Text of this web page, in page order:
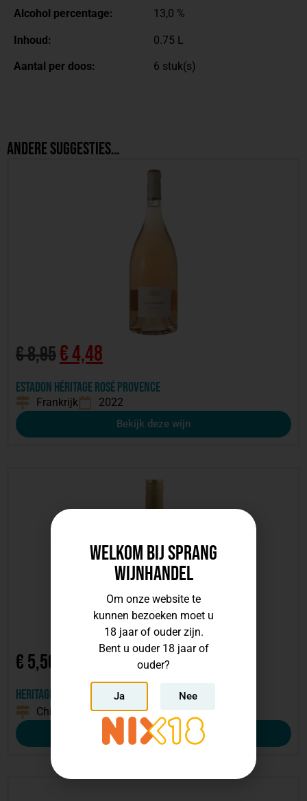
Alcohol percentage: 13,0 %
Inhoud: 0.75 L
Aantal per doos: 6 stuk(s)
Andere suggesties…
€8,95€4,48
Estadon Héritage Rosé Provence
Frankrijk 2022
Bekijk deze wijn
€5,50
Heritage Rosé Central valley
Chili 2024
Bekijk deze wijn
Welkom bij Sprang
Wijnhandel
Om onze website te
kunnen bezoeken moet u
18 jaar of ouder zijn.
Bent u ouder 18 jaar of
ouder?
Ja Nee